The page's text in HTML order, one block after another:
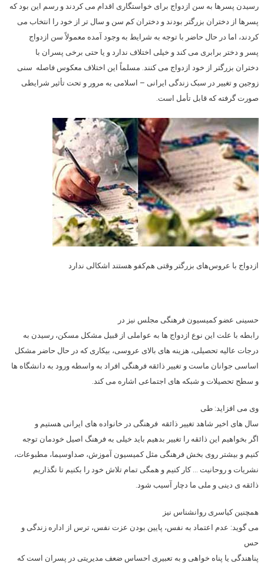
رسیدن پسرها به سن ازدواج برای خواستگاری اقدام می کردند و رسم این بود که
پسرها از دختران بزرگتر بودند و دختران کم سن و سال تر از خود را انتخاب می
کردند، اما در حال حاضر با توجه به شرایط به وجود آمده معمولاً سن ازدواج
پسر و دختر برابری می کند و خیلی اختلاف ندارد و یا حتی برخی پسران با
دختران بزرگتر از خود ازدواج می کنند. مسلماً این اختلاف معکوس فاصله سنی
زوجین و تغییر در سبک زندگی ایرانی – اسلامی به مرور و تحت تأثیر شرایطی
صورت گرفته که قابل تأمل است.
ازدواج با عروس‌های بزرگتر وقتی هم‌کفو هستند اشکالی ندارد
حسینی عضو کمیسیون فرهنگی مجلس نیز در
رابطه با علت این نوع ازدواج ها به عواملی از قبیل مشکل مسکن، رسیدن به
درجات عالیه تحصیلی، هزینه های بالای عروسی، بیکاری که در حال حاضر مشکل
اساسی جوانان ماست و تغییر ذائقه فرهنگی افراد به واسطه ورود به دانشگاه ها
و سطح تحصیلات و شبکه های اجتماعی اشاره می کند.
وی می افزاید: طی
سال­ های اخیر شاهد تغییر ذائقه فرهنگی در خانواده­ های ایرانی هستیم و
اگر بخواهیم این ذائقه را تغییر بدهیم باید خیلی به فرهنگ اصیل خودمان توجه
کنیم و بیشتر روی بخش فرهنگی مثل کمیسیون آموزش، صداوسیما، مطبوعات،
نشریات و روحانیت … کار کنیم و همگی تمام تلاش خود را بکنیم تا نگذاریم
ذائقه­ ی دینی و ملی ما دچار آسیب شود.
همچنین کیاسری روانشناس نیز
می گوید: عدم اعتماد به نفس، پایین بودن عزت نفس، ترس از اداره زندگی و
حس
پناهندگی یا پناه خواهی و به تعبیری احساس ضعف مدیریتی در پسران است که